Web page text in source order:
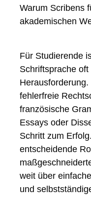
Warum Scribens
akademischen
Für Studierende
Schriftsprache
fehlerfreie
französische
Essays oder
Schritt zum
entscheidende
weit über
und